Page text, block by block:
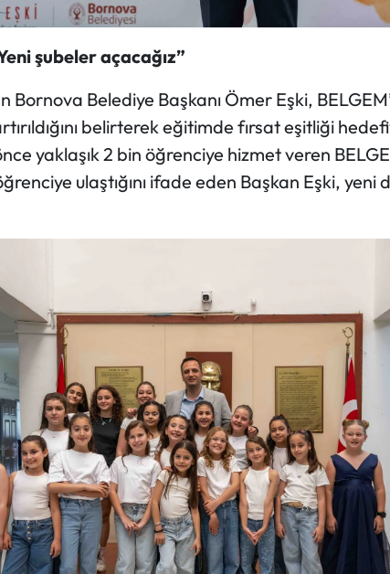
şubeler açacağız”
Bornova Belediye Başkanı Ömer Eşki,
belirterek eğitimde fırsat eşitliği
yaklaşık 2 bin öğrenciye hizmet veren
ulaştığını ifade eden Başkan Eşki,